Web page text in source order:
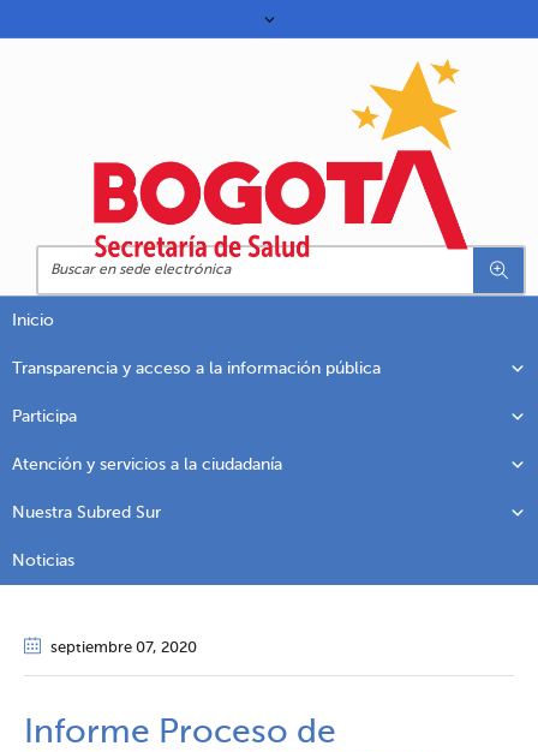
Inicio
Transparencia y acceso a la información pública
Participa
Atención y servicios a la ciudadanía
Nuestra Subred Sur
Noticias
septiembre 07, 2020
Informe Proceso de